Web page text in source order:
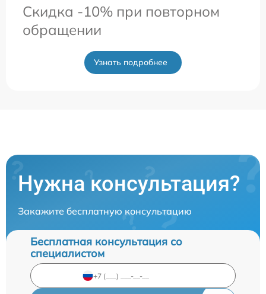
Скидка -10% при повторном
обращении
Узнать подробнее
Нужна консультация?
Закажите бесплатную консультацию
Бесплатная консультация со
специалистом